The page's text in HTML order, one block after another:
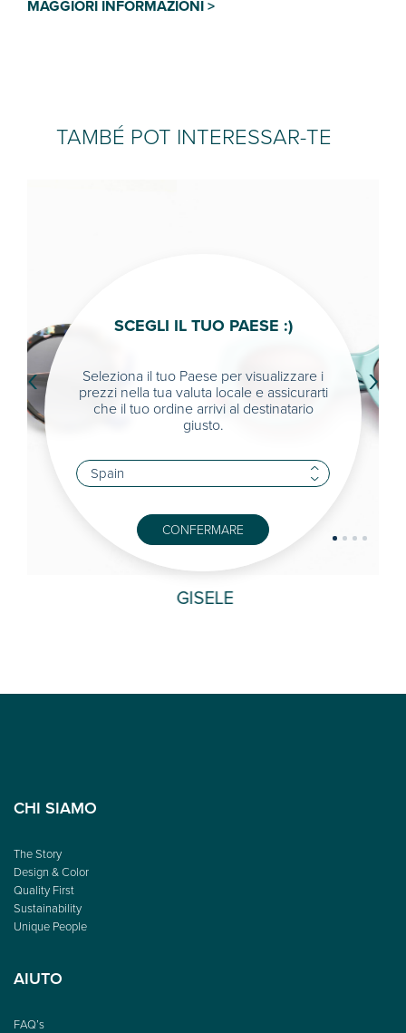
MAGGIORI INFORMAZIONI >
TAMBÉ POT INTERESSAR-TE
‹ ›
CHI SIAMO
The Story
Design & Color
Quality First
Sustainability
Unique People
AIUTO
FAQ’s
SCEGLI IL TUO PAESE :)
Seleziona il tuo Paese per visualizzare i
prezzi nella tua valuta locale e assicurarti
che il tuo ordine arrivi al destinatario
giusto.
CONFERMARE